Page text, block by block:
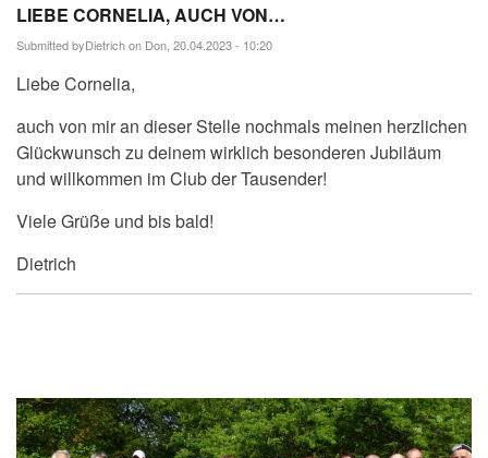
LIEBE CORNELIA, AUCH VON…
Submitted byDietrichon Don, 20.04.2023 - 10:20
Liebe Cornelia,
auch von mir an dieser Stelle nochmals meinen herzlichen
Glückwunsch zu deinem wirklich besonderen Jubiläum
und willkommen im Club der Tausender!
Viele Grüße und bis bald!
Dietrich